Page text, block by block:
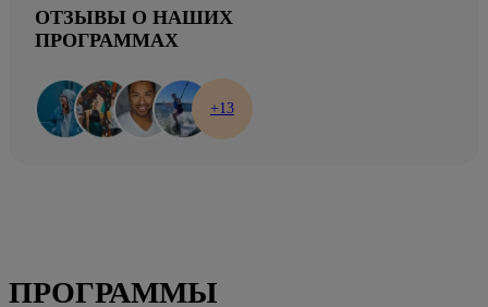
ОТЗЫВЫ О НАШИХ
ПРОГРАММАХ
+13
ПРОГРАММЫ